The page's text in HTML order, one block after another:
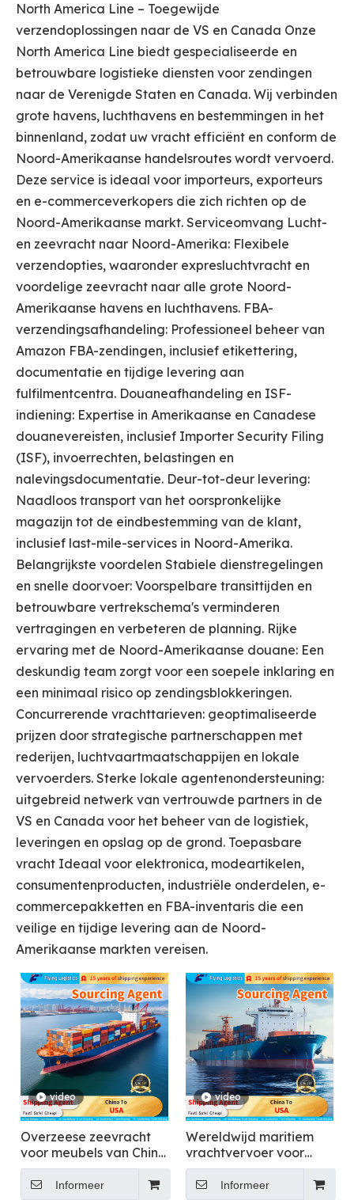
North America Line – Toegewijde
verzendoplossingen naar de VS en Canada Onze
North America Line biedt gespecialiseerde en
betrouwbare logistieke diensten voor zendingen
naar de Verenigde Staten en Canada. Wij verbinden
grote havens, luchthavens en bestemmingen in het
binnenland, zodat uw vracht efficiënt en conform de
Noord-Amerikaanse handelsroutes wordt vervoerd.
Deze service is ideaal voor importeurs, exporteurs
en e-commerceverkopers die zich richten op de
Noord-Amerikaanse markt. Serviceomvang Lucht-
en zeevracht naar Noord-Amerika: Flexibele
verzendopties, waaronder expresluchtvracht en
voordelige zeevracht naar alle grote Noord-
Amerikaanse havens en luchthavens. FBA-
verzendingsafhandeling: Professioneel beheer van
Amazon FBA-zendingen, inclusief etikettering,
documentatie en tijdige levering aan
fulfilmentcentra. Douaneafhandeling en ISF-
indiening: Expertise in Amerikaanse en Canadese
douanevereisten, inclusief Importer Security Filing
(ISF), invoerrechten, belastingen en
nalevingsdocumentatie. Deur-tot-deur levering:
Naadloos transport van het oorspronkelijke
magazijn tot de eindbestemming van de klant,
inclusief last-mile-services in Noord-Amerika.
Belangrijkste voordelen Stabiele dienstregelingen
en snelle doorvoer: Voorspelbare transittijden en
betrouwbare vertrekschema's verminderen
vertragingen en verbeteren de planning. Rijke
ervaring met de Noord-Amerikaanse douane: Een
deskundig team zorgt voor een soepele inklaring en
een minimaal risico op zendingsblokkeringen.
Concurrerende vrachttarieven: geoptimaliseerde
prijzen door strategische partnerschappen met
rederijen, luchtvaartmaatschappijen en lokale
vervoerders. Sterke lokale agentenondersteuning:
uitgebreid netwerk van vertrouwde partners in de
VS en Canada voor het beheer van de logistiek,
leveringen en opslag op de grond. Toepasbare
vracht Ideaal voor elektronica, modeartikelen,
consumentenproducten, industriële onderdelen, e-
commercepakketten en FBA-inventaris die een
veilige en tijdige levering aan de Noord-
Amerikaanse markten vereisen.
video
Overzeese zeevracht
voor meubels van China
naar de VS
Informeer
video
Wereldwijd maritiem
vrachtvervoer voor
elektronica van China
naar de VS
Informeer